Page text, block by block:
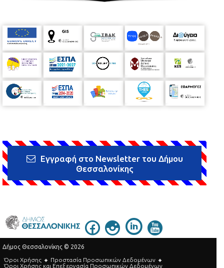
Εγγραφή στο Newsletter του Δήμου
Θεσσαλονίκης
Δήμος Θεσσαλονίκης © 2026
Όροι Χρήσης
Προστασία Προσωπικών Δεδομένων
Όροι Xρήσης και Eπεξεργασία Προσωπικών Δεδομένων